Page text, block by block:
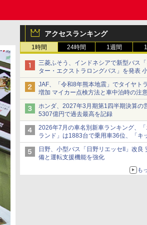
アクセスランキング
1時間 24時間 1週間
三菱ふそう、インドネシアで新型バス
ター・エクストラロングバス」を発表
ックベースの観光・旅客輸送向けバス
JAF、「令和8年熊本地震」でタイヤト
増加 マイカー点検方法と車中泊時の注
びかけ
ホンダ、2027年3月期第1四半期決算の
5307億円で過去最高を記録
2026年7月の車名別新車ランキング、
ランド」は1883台で乗用車36位、「キ
は2591台で27位に
日野、小型バス「日野リエッセII」改良
備と運転支援機能を強化
も